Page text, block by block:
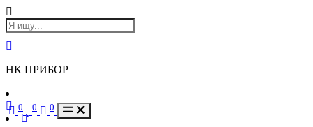
НК ПРИБОР
0 0 0